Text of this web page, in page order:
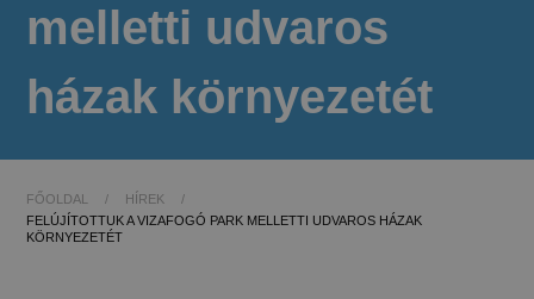
melletti udvaros
házak környezetét
FŐOLDAL / HÍREK
/
FELÚJÍTOTTUK A VIZAFOGÓ PARK MELLETTI UDVAROS HÁZAK
KÖRNYEZETÉT